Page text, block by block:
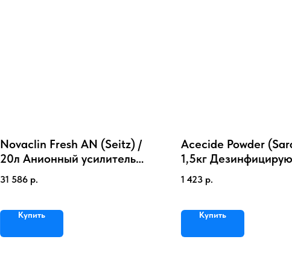
Novaclin Fresh AN (Seitz) /
20л Анионный усилитель
для химчистки и прачечной
31 586 р.
Купить
Acecide Powder
1,5кг
моющее средство
1 423 р.
Купить